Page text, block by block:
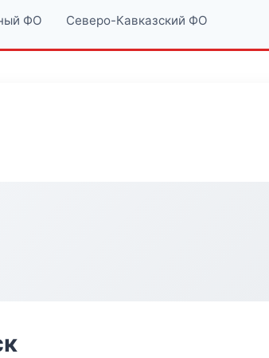
ФО Северо-Кавказский ФО